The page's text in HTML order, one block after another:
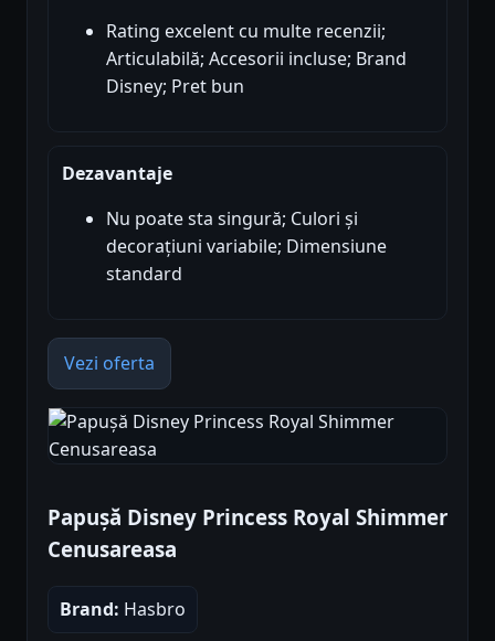
Rating excelent cu multe recenzii;
Articulabilă; Accesorii incluse; Brand
Disney; Pret bun
Dezavantaje
Nu poate sta singură; Culori și
decorațiuni variabile; Dimensiune
standard
Vezi oferta
Papușă Disney Princess Royal Shimmer
Cenusareasa
Brand: Hasbro